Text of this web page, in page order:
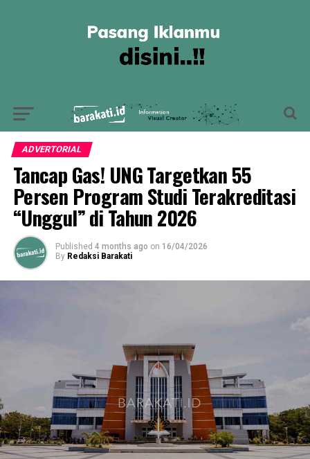
ADVERTORIAL
Tancap Gas! UNG Targetkan 55
Persen Program Studi Terakreditasi
“Unggul” di Tahun 2026
Published 4 months ago on 16/04/2026
By Redaksi Barakati